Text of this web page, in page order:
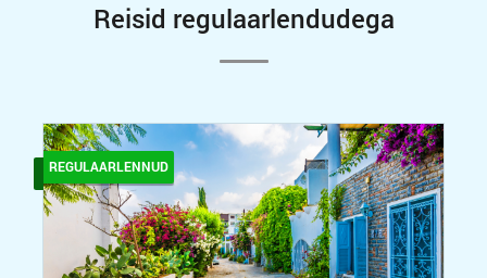
Reisid regulaarlendudega
REGULAARLENNUD